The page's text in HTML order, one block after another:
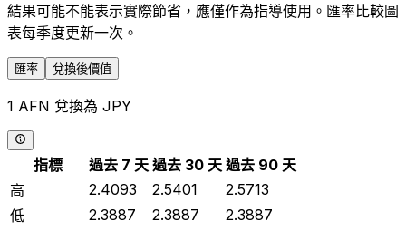
結果可能不能表示實際節省，應僅作為指導使用。匯率比較圖
表每季度更新一次。
匯率 兌換後價值
1 AFN 兌換為 JPY
指標 過去 7 天 過去 30 天 過去 90 天
高
2.4093 2.5401
2.5713
低
2.3887 2.3887
2.3887